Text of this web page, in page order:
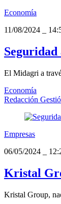
Economía
11/08/2024
El Midagri a
Economía
Redacción
Empresas
06/05/2024
Kristal
Kristal Group,